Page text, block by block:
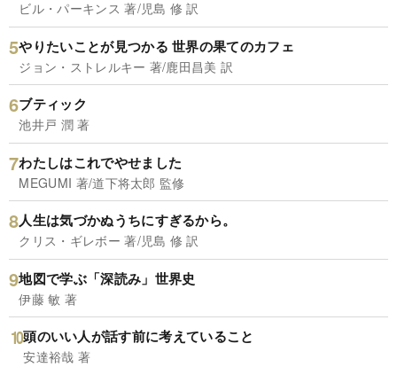
ビル・パーキンス 著/児島 修 訳
やりたいことが見つかる 世界の果てのカフェ
ジョン・ストレルキー 著/鹿田昌美 訳
ブティック
池井戸 潤 著
わたしはこれでやせました
MEGUMI 著/道下将太郎 監修
人生は気づかぬうちにすぎるから。
クリス・ギレボー 著/児島 修 訳
地図で学ぶ「深読み」世界史
伊藤 敏 著
頭のいい人が話す前に考えていること
安達裕哉 著